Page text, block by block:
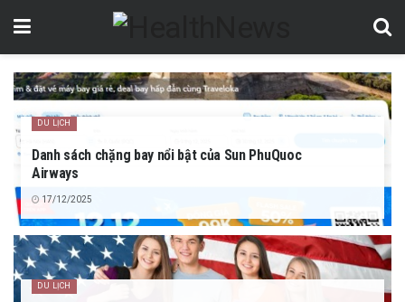
DU LỊCH
Danh sách chặng bay nổi bật của Sun PhuQuoc
Airways
17/12/2025
DU LỊCH